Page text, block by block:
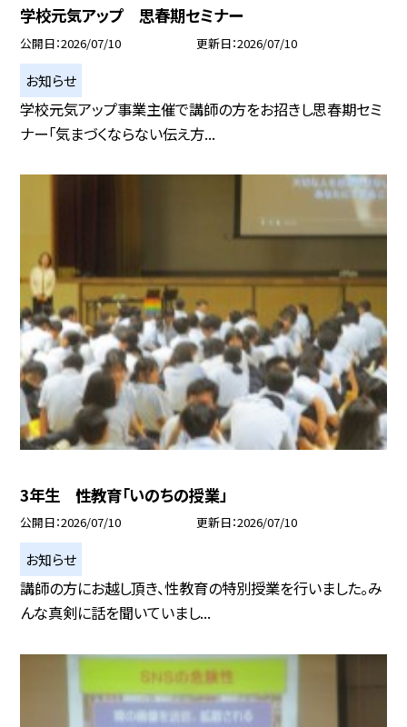
学校元気アップ 思春期セミナー
公開日 2026/07/10 更新日 2026/07/10
お知らせ
学校元気アップ事業主催で講師の方をお招きし思春期セミ
ナー「気まづくならない伝え方...
3年生 性教育「いのちの授業」
公開日 2026/07/10 更新日 2026/07/10
お知らせ
講師の方にお越し頂き、性教育の特別授業を行いました。み
んな真剣に話を聞いていまし...